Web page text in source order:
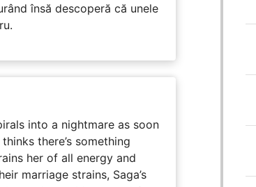
însă descoperă că unele
into a nightmare as soon
there’s something
her of all energy and
marriage strains, Saga’s